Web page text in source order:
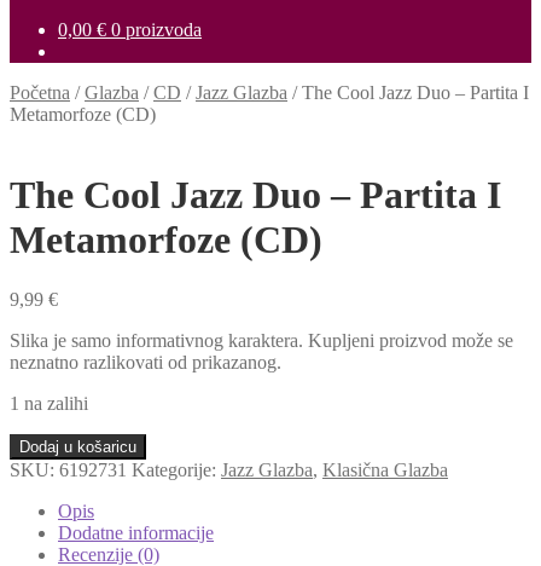
0,00 € 0 proizvoda
Početna /Glazba /CD /Jazz Glazba /The Cool Jazz Duo ‎– Partita I
Metamorfoze (CD)
The Cool Jazz Duo ‎– Partita I
Metamorfoze (CD)
9,99 €
Slika je samo informativnog karaktera. Kupljeni proizvod može se
neznatno razlikovati od prikazanog.
1 na zalihi
The
Cool
Duo
Partita
Dodaj u košaricu
SKU: 6192731 Kategorije: Jazz Glazba, Klasična Glazba
Opis
Dodatne informacije
Recenzije (0)